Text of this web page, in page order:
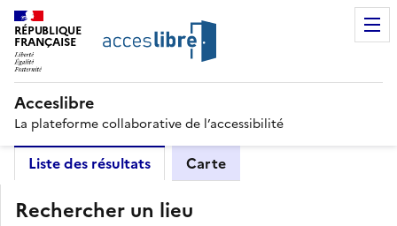
RÉPUBLIQUE
FRANÇAISE
Acceslibre
La plateforme collaborative de l’accessibilité
Liste des résultats Carte
Rechercher un lieu